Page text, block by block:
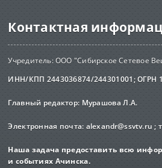
Контактная
Учредитель: ООО "Сибирское Сетевое
ИНН/КПП 2443036874/244301001; ОГРН
Главный редактор: Мурашова Л.А.
Электронная почта: alexandr@ssvtv.ru;
Наша задача предоставить всю
и событиях Ачинска.